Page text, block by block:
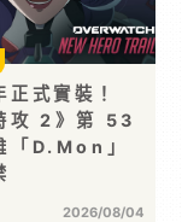
正式實裝！
攻 2》第 53
「D.Mon」
2026/08/04